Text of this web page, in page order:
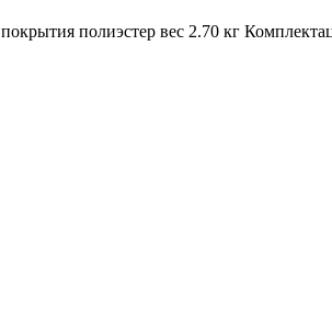
полиэстер вес 2.70 кг